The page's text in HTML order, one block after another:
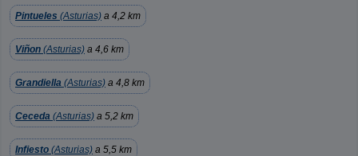
Pintueles (Asturias) a 4,2 km
Viñon (Asturias) a 4,6 km
Grandiella (Asturias) a 4,8 km
Ceceda (Asturias) a 5,2 km
Infiesto (Asturias) a 5,5 km